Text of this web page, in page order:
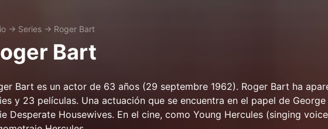
→ Series → Roger Bart
Bart
Bart es un actor de 63 años (29 septembre 1962). Roger Bart ha
y 23 películas. Una actuación que se encuentra en el papel de George
Desperate Housewives. En el cine, como Young Hercules (singing